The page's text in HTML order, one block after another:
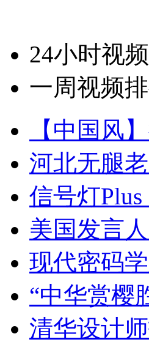
24小时视
一周视频
【中国风
河北无腿
信号灯
美国发言
现代密码
“中华赏樱
清华设计